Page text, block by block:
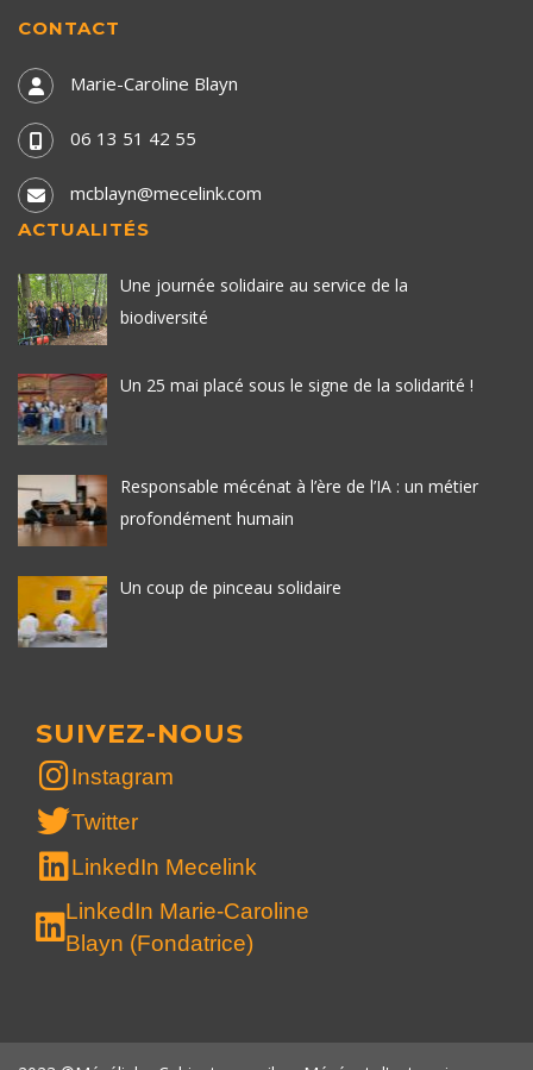
CONTACT
Marie-Caroline Blayn
06 13 51 42 55
mcblayn@mecelink.com
ACTUALITÉS
Une journée solidaire au service de la
biodiversité
Un 25 mai placé sous le signe de la solidarité !
Responsable mécénat à l’ère de l’IA : un métier
profondément humain
Un coup de pinceau solidaire
SUIVEZ-NOUS
Instagram
Twitter
LinkedIn Mecelink
LinkedIn Marie-Caroline
Blayn (Fondatrice)